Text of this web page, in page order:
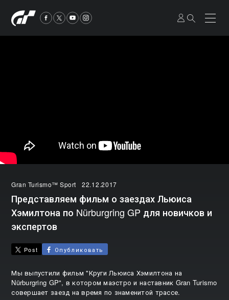
Gran Turismo™ Sport 22.12.2017
Представляем фильм о заездах Льюиса
Хэмилтона по Nürburgring GP для новичков и
экспертов
Post Опубликовать
Мы выпустили фильм "Круги Льюиса Хэмилтона на
Nürburgring GP", в котором маэстро и наставник Gran Turismo
совершает заезд на время по знаменитой трассе.